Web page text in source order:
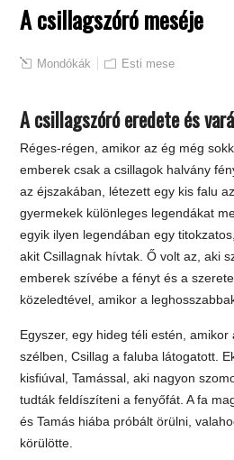
A csillagszóró meséje
Mondókák Esti mese
A csillagszóró eredete és
Réges-régen, amikor az ég még
emberek csak a csillagok halvány
az éjszakában, létezett egy kis falu
gyermekek különleges legendákat
egyik ilyen legendában egy
akit Csillagnak hívtak. Ő volt az, aki
emberek szívébe a fényt és a
közeledtével, amikor a
Egyszer, egy hideg téli estén,
szélben, Csillag a faluba látogatott.
kisfiúval, Tamással, aki nagyon
tudták feldíszíteni a fenyőfát. A fa
és Tamás hiába próbált örülni,
körülötte.